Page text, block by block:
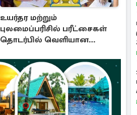
உயர்தர மற்றும்
புலமைப்பரிசில் பரீட்சைகள்
தொடர்பில் வெளியான